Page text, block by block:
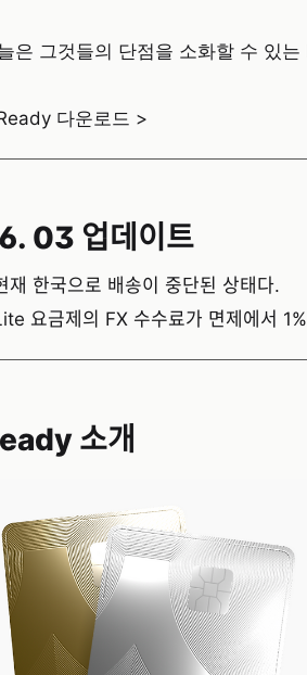
은 그것들의 단점을 소화할 수 있
다운로드 >
03 업데이트
재 한국으로 배송이 중단된 상태다.
요금제의 FX 수수료가 면제에서
소개